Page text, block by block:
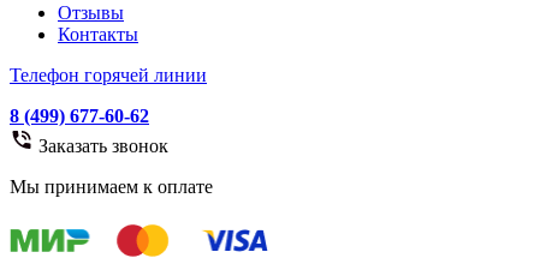
Отзывы
Контакты
Телефон горячей линии
8 (499) 677-60-62
Заказать звонок
Мы принимаем к оплате